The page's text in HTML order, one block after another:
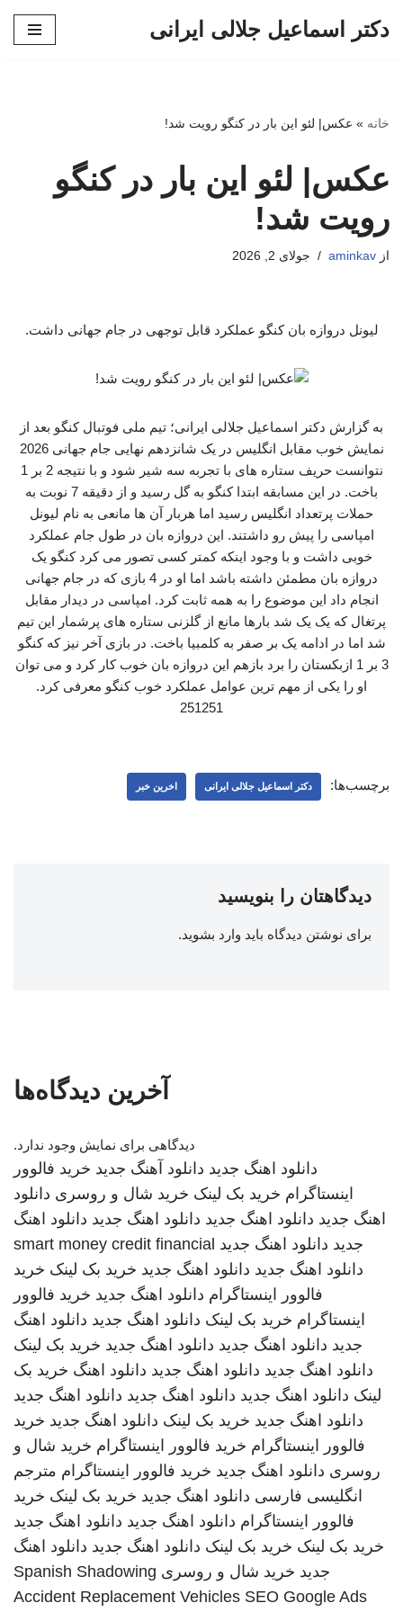
دکتر اسماعیل جلالی ایرانی
خانه » عکس| لئو این بار در کنگو رویت شد!
عکس| لئو این بار در کنگو
رویت شد!
از aminkav جولای 2, 2026
لیونل دروازه بان کنگو عملکرد قابل توجهی در جام جهانی داشت.
به گزارش دکتر اسماعیل جلالی ایرانی؛ تیم ملی فوتبال کنگو بعد از
نمایش خوب مقابل انگلیس در یک شانزدهم نهایی جام جهانی 2026
نتوانست حریف ستاره های با تجربه سه شیر شود و با نتیجه 2 بر 1
باخت. در این مسابقه ابتدا کنگو به گل رسید و از دقیقه 7 نوبت به
حملات پرتعداد انگلیس رسید اما هربار آن ها مانعی به نام لیونل
امپاسی را پیش رو داشتند. این دروازه بان در طول جام عملکرد
خوبی داشت و با وجود اینکه کمتر کسی تصور می کرد کنگو یک
دروازه بان مطمئن داشته باشد اما او در 4 بازی که در جام جهانی
انجام داد این موضوع را به همه ثابت کرد. امپاسی در دیدار مقابل
پرتغال که یک یک شد بارها مانع از گلزنی ستاره های پرشمار این تیم
شد اما در ادامه یک بر صفر به کلمبیا باخت. در بازی آخر نیز که کنگو
3 بر 1 ازبکستان را برد بازهم این دروازه بان خوب کار کرد و می توان
او را یکی از مهم ترین عوامل عملکرد خوب کنگو معرفی کرد.
251251
برچسب‌ها: دکتر اسماعیل جلالی ایرانی اخرین خبر
دیدگاهتان را بنویسید
برای نوشتن دیدگاه باید وارد بشوید.
آخرین دیدگاه‌ها
دیدگاهی برای نمایش وجود ندارد.
دانلود اهنگ جدید دانلود آهنگ جدید خرید فالوور
اینستاگرام خرید بک لینک خرید شال و روسری دانلود
اهنگ جدید دانلود اهنگ جدید دانلود اهنگ جدید دانلود اهنگ
جدید دانلود اهنگ جدید smart money credit financial
دانلود اهنگ جدید دانلود اهنگ جدید خرید بک لینک خرید
فالوور اینستاگرام دانلود اهنگ جدید خرید فالوور
اینستاگرام خرید بک لینک دانلود اهنگ جدید دانلود اهنگ
جدید دانلود اهنگ جدید دانلود اهنگ جدید خرید بک لینک
دانلود اهنگ جدید دانلود اهنگ جدید دانلود اهنگ خرید بک
لینک دانلود اهنگ جدید دانلود اهنگ جدید دانلود اهنگ جدید
دانلود اهنگ جدید خرید بک لینک دانلود اهنگ جدید خرید
فالوور اینستاگرام خرید فالوور اینستاگرام خرید شال و
روسری دانلود اهنگ جدید خرید فالوور اینستاگرام مترجم
انگلیسی فارسی دانلود اهنگ جدید خرید بک لینک خرید
فالوور اینستاگرام دانلود اهنگ جدید دانلود اهنگ جدید
خرید بک لینک خرید بک لینک دانلود اهنگ جدید دانلود اهنگ
جدید خرید شال و روسری Spanish Shadowing
Accident Replacement Vehicles SEO Google Ads